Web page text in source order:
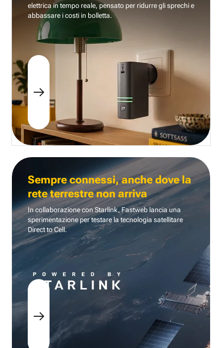
elettrica in tempo reale, pensato per ridurre gli sprechi e
abbassare i costi in bolletta.
Sempre connessi, anche dove la
rete terrestre non arriva
In collaborazione con Starlink, Fastweb lancia una
sperimentazione per testare la tecnologia satellitare
Direct to Cell.